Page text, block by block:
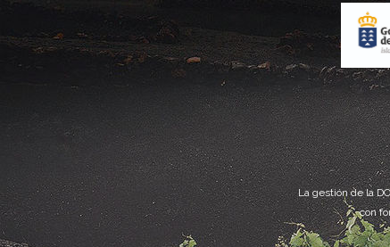
La gestión de la
con